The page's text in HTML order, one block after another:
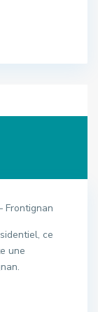
Frontignan
ce
une